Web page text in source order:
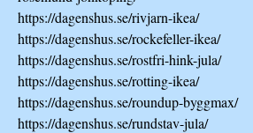
https://dagenshus.se/rivjarn-ikea/
https://dagenshus.se/rockefeller-ikea/
https://dagenshus.se/rostfri-hink-jula/
https://dagenshus.se/rotting-ikea/
https://dagenshus.se/roundup-byggmax/
https://dagenshus.se/rundstav-jula/